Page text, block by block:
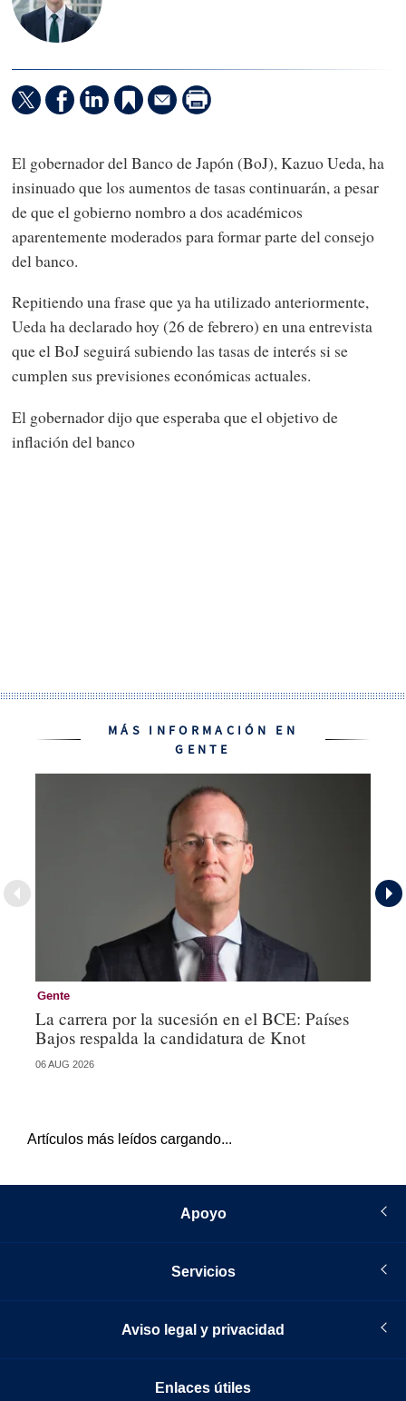
El gobernador del Banco de Japón (BoJ), Kazuo Ueda, ha
insinuado que los aumentos de tasas continuarán, a pesar
de que el gobierno nombro a dos académicos
aparentemente moderados para formar parte del consejo
del banco.
Repitiendo una frase que ya ha utilizado anteriormente,
Ueda ha declarado hoy (26 de febrero) en una entrevista
que el BoJ seguirá subiendo las tasas de interés si se
cumplen sus previsiones económicas actuales.
El gobernador dijo que esperaba que el objetivo de
inflación del banco
MÁS INFORMACIÓN EN
GENTE
Gente
La carrera por la sucesión en el BCE: Países
Bajos respalda la candidatura de Knot
06 AUG 2026
Artículos más leídos cargando...
Apoyo
Servicios
Aviso legal y privacidad
Enlaces útiles